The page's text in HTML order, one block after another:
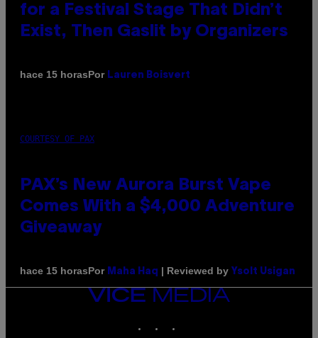
for a Festival Stage That Didn’t
Exist, Then Gaslit by Organizers
hace 15 horasPor Lauren Boisvert
COURTESY OF PAX
PAX’s New Aurora Burst Vape
Comes With a $4,000 Adventure
Giveaway
hace 15 horasPor Maha Haq | Reviewed by Ysolt Usigan
VICE
MEDIA